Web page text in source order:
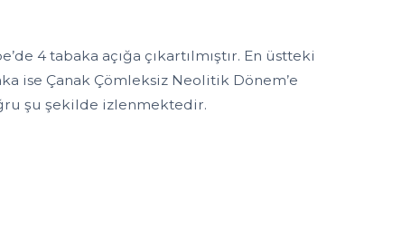
4 tabaka açığa çıkartılmıştır. En üstteki
ise Çanak Çömleksiz Neolitik Dönem’e
şu şekilde izlenmektedir.